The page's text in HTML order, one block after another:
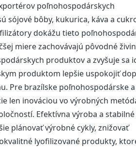
poľnohospodárskych
sójové bôby, kukurica, káva a
dokážu tieto
miere zachovávajú pôvodné
produktov a zvyšuje sa
produktom lepšie uspokojiť
Pre brazílske poľnohospodárske a
len inováciou vo výrobných
Efektívna výroba a stabilné
plánovať výrobné cykly, znižovať
lyofilizované produkty,